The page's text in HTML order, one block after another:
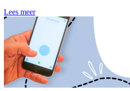
Lees meer